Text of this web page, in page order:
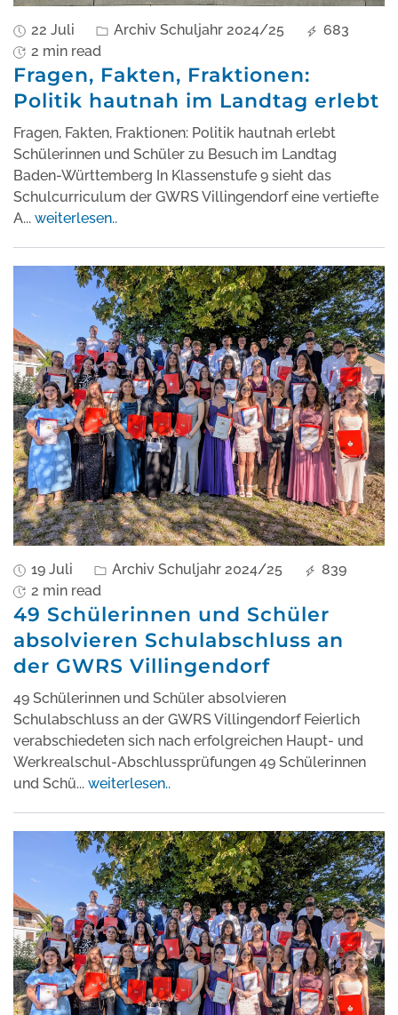
22 Juli Archiv Schuljahr 2024/25
683
2 min read
Fragen, Fakten, Fraktionen:
Politik hautnah im Landtag erlebt
Fragen, Fakten, Fraktionen: Politik hautnah erlebt
Schülerinnen und Schüler zu Besuch im Landtag
Baden-Württemberg In Klassenstufe 9 sieht das
Schulcurriculum der GWRS Villingendorf eine vertiefte
A... weiterlesen..
19 Juli Archiv Schuljahr 2024/25
839
2 min read
49 Schülerinnen und Schüler
absolvieren Schulabschluss an
der GWRS Villingendorf
49 Schülerinnen und Schüler absolvieren
Schulabschluss an der GWRS Villingendorf Feierlich
verabschiedeten sich nach erfolgreichen Haupt- und
Werkrealschul-Abschlussprüfungen 49 Schülerinnen
und Schü... weiterlesen..